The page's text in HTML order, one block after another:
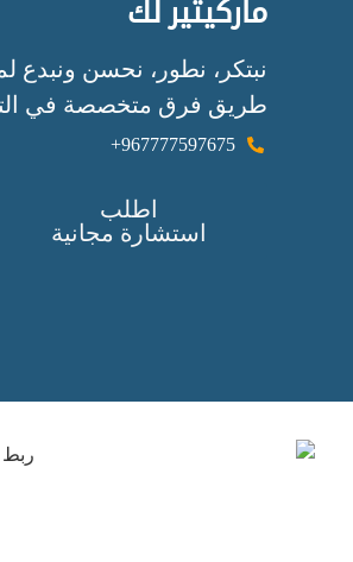
ماركيتير لك
نبتكر، نطور، نحسن
طريق فرق متخصصة في
967777597675+
اطلب
استشارة مجانية